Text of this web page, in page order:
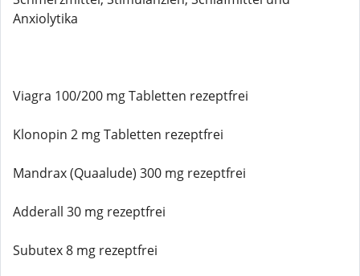
Anxiolytika
Viagra 100/200 mg Tabletten rezeptfrei
Klonopin 2 mg Tabletten rezeptfrei
Mandrax (Quaalude) 300 mg rezeptfrei
Adderall 30 mg rezeptfrei
Subutex 8 mg rezeptfrei